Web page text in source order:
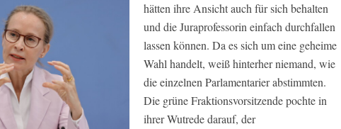
hätten ihre Ansicht auch für sich behalten
und die Juraprofessorin einfach durchfallen
lassen können. Da es sich um eine geheime
Wahl handelt, weiß hinterher niemand, wie
die einzelnen Parlamentarier abstimmten.
Die grüne Fraktionsvorsitzende pochte in
ihrer Wutrede darauf, der